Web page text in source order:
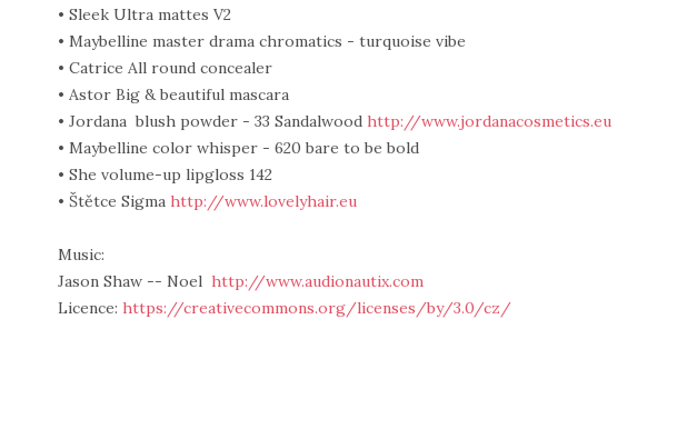
• Sleek Ultra mattes V2
• Maybelline master drama chromatics - turquoise vibe
• Catrice All round concealer
• Astor Big & beautiful mascara
• Jordana blush powder - 33 Sandalwood http://www.jordanacosmetics.eu
• Maybelline color whisper - 620 bare to be bold
• She volume-up lipgloss 142
• Štětce Sigma http://www.lovelyhair.eu
Music:
Jason Shaw -- Noel http://www.audionautix.com
Licence: https://creativecommons.org/licenses/by/3.0/cz/